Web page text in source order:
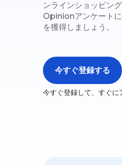
ンラインショッピン
Opinionアンケート
を獲得しましょう。
今すぐ登録する
今すぐ登録して、すぐに